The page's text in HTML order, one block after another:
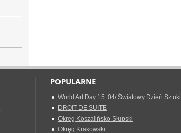
POPULARNE
World Art Day 15 .04/ Światowy Dzień Sztuki
DROIT DE SUITE
Okreg Koszalińsko-Słupski
Okręg Krakowski